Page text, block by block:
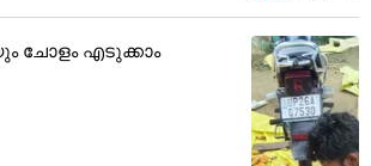
ചോളം എടുക്കാം